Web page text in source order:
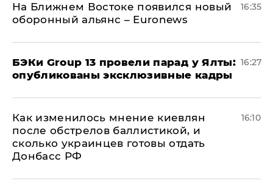
На Ближнем Востоке появился новый
оборонный альянс – Euronews
16:35
​БЭКи Group 13 провели парад у Ялты:
опубликованы эксклюзивные кадры
16:27
Как изменилось мнение киевлян
после обстрелов баллистикой, и
сколько украинцев готовы отдать
Донбасс РФ
16:10